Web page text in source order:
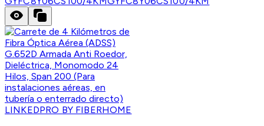
LINKEDPRO BY FIBERHOME